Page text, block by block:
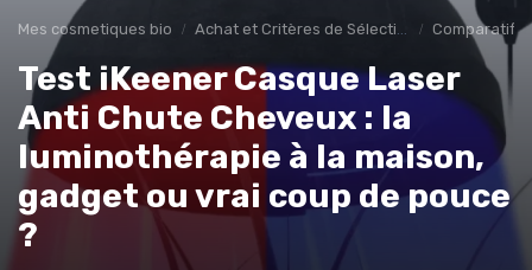
Mes cosmetiques bio Achat et Critères de Sélection Comparatifs
Test iKeener Casque Laser
Anti Chute Cheveux : la
luminothérapie à la maison,
gadget ou vrai coup de pouce
?